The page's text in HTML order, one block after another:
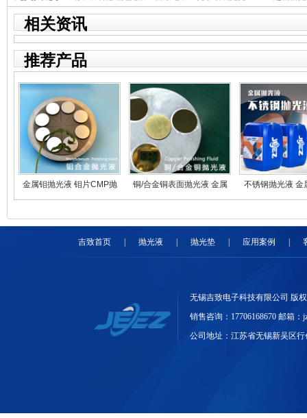
案相关资讯
推荐产品
金属钼抛光液 钼片CMP抛
铜/合金铜表面抛光液 金属
不锈钢抛光液 金
吉致首页 抛光液 抛光垫 应用案例
无锡吉致电子科技有限公司 版
销售咨询：17706168670 邮箱：
公司地址：江苏省无锡新吴区